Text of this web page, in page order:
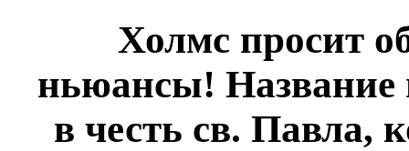
Холмс просит
ньюансы! Название
в честь св. Павла,